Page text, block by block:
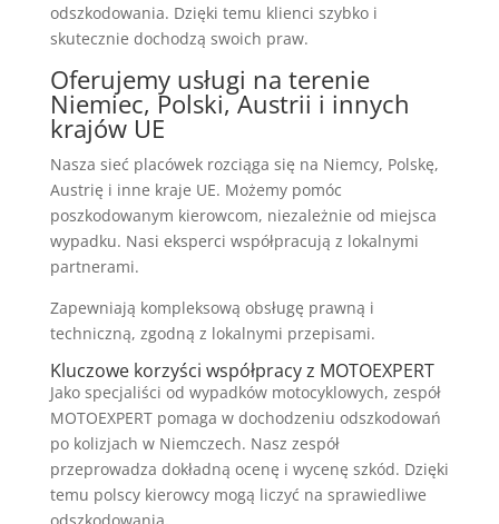
odszkodowania. Dzięki temu klienci szybko i
skutecznie dochodzą swoich praw.
Oferujemy usługi na terenie
Niemiec, Polski, Austrii i innych
krajów UE
Nasza sieć placówek rozciąga się na Niemcy, Polskę,
Austrię i inne kraje UE. Możemy pomóc
poszkodowanym kierowcom, niezależnie od miejsca
wypadku. Nasi eksperci współpracują z lokalnymi
partnerami.
Zapewniają kompleksową obsługę prawną i
techniczną, zgodną z lokalnymi przepisami.
Kluczowe korzyści współpracy z MOTOEXPERT
Jako specjaliści od wypadków motocyklowych, zespół
MOTOEXPERT pomaga w dochodzeniu odszkodowań
po kolizjach w Niemczech. Nasz zespół
przeprowadza dokładną ocenę i wycenę szkód. Dzięki
temu polscy kierowcy mogą liczyć na sprawiedliwe
odszkodowania.